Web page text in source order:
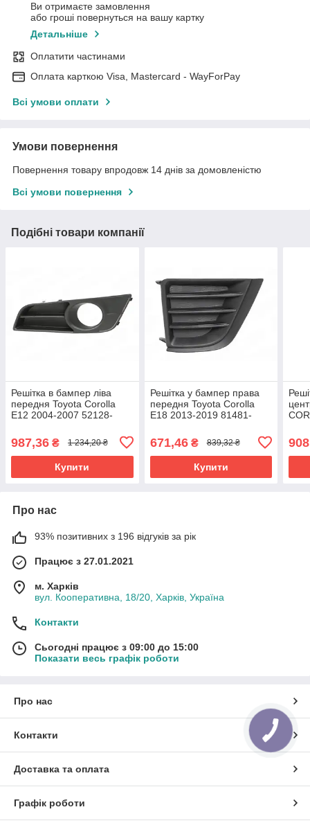
Ви отримаєте замовлення
або гроші повернуться на вашу картку
Детальніше
Оплатити частинами
Оплата карткою Visa, Mastercard - WayForPay
Всі умови оплати
Умови повернення
Повернення товару впродовж 14 днів за домовленістю
Всі умови повернення
Подібні товари компанії
Решітка в бампер ліва
передня Toyota Corolla
E12 2004-2007 52128-
987,36 ₴ 1 234,20 ₴
Купити
Решітка у бампер права
передня Toyota Corolla
E18 2013-2019 81481-
671,46₴ 839,32 ₴
Купити
Про нас
93% позитивних з 196 відгуків за рік
Працює з 27.01.2021
м. Харків
вул. Кооперативна, 18/20, Харків, Україна
Контакти
Сьогодні працює з 09:00 до 15:00
Показати весь графік роботи
Про нас
Контакти
Доставка та оплата
Графік роботи